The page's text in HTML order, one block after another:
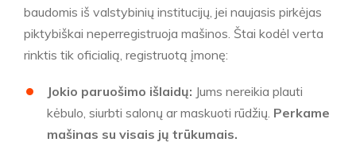
baudomis iš valstybinių institucijų, jei naujasis pirkėjas
piktybiškai neperregistruoja mašinos. Štai kodėl verta
rinktis tik oficialią, registruotą įmonę:
Jokio paruošimo išlaidų: Jums nereikia plauti
kėbulo, siurbti salonų ar maskuoti rūdžių. Perkame
mašinas su visais jų trūkumais.